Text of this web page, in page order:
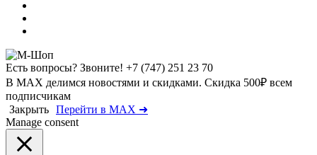
Есть вопросы? Звоните! +7 (747) 251 23 70
В MAX делимся новостями и скидками. Скидка 500₽ всем
подписчикам
Закрыть Перейти в MAX ➜
Manage consent